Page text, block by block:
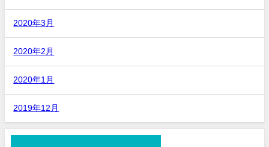
2020年3月
2020年2月
2020年1月
2019年12月